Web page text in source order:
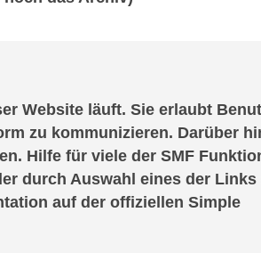
Website läuft. Sie erlaubt
zu kommunizieren. Darüber
Hilfe für viele der SMF
durch Auswahl eines der Links
auf der offiziellen Simple